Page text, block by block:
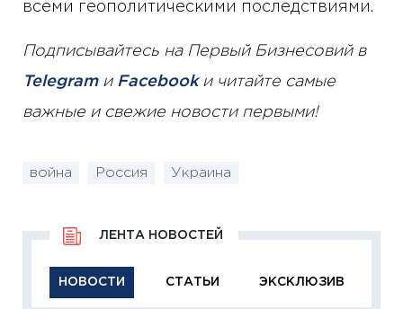
всеми геополитическими последствиями.
Подписывайтесь на Первый Бизнесовий в
Telegramи Facebookи читайте самые
важные и свежие новости первыми!
война Россия Украина
НОВОСТИ СТАТЬИ ЭКСКЛЮЗИВ
ЛЕНТА НОВОСТЕЙ